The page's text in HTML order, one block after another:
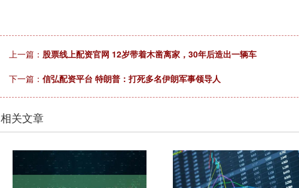
上一篇： 股票线上配资官网 12岁带着木凿离家，30年后造出一辆车
下一篇： 信弘配资平台 特朗普：打死多名伊朗军事领导人
相关文章